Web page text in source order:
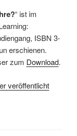
“ ist im
ISBN 3-
erschienen.
zum Download.
veröffentlicht